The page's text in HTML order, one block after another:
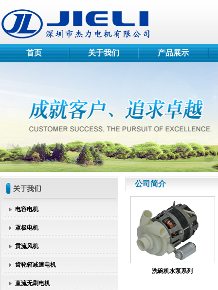
首页 关于我们 产品展示
电容电机
罩极电机
贯流风机
齿轮箱减速电机
直流无刷电机
公司简介
洗碗机水泵系列